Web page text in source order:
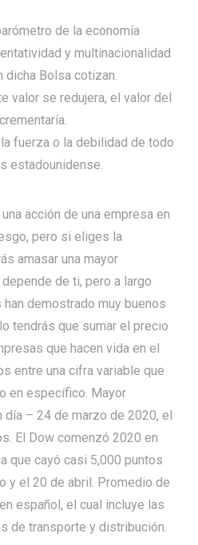
de la economía
y multinacionalidad
dicha Bolsa cotizan.
valor se redujera, el valor del
fuerza o la debilidad de todo
estadounidense.
acción de una empresa en
pero si eliges la
amasar una mayor
de ti, pero a largo
demostrado muy buenos
tendrás que sumar el precio
que hacen vida en el
entre una cifra variable que
en específico. Mayor
día – 24 de marzo de 2020, el
El Dow comenzó 2020 en
que cayó casi 5,000 puntos
y el 20 de abril. Promedio de
español, el cual incluye las
de transporte y distribución.